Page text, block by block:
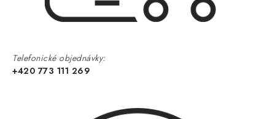
Telefonické objednávky:
+420 773 111 269